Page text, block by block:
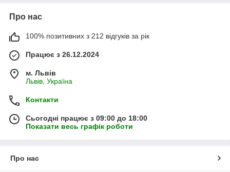
Про нас
100% позитивних з 212 відгуків за рік
Працює з 26.12.2024
м. Львів
Львів, Україна
Контакти
Сьогодні працює з 09:00 до 18:00
Показати весь графік роботи
Про нас